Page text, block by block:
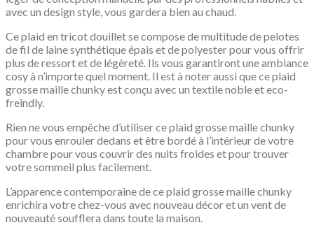
avec un design style, vous gardera bien au chaud.
Ce plaid en tricot douillet se compose de multitude de pelotes
de fil de laine synthétique épais et de polyester pour vous offrir
plus de ressort et de légèreté. Ils vous garantiront une ambiance
cosy à n’importe quel moment. Il est à noter aussi que ce plaid
grosse maille chunky est conçu avec un textile noble et eco-
freindly.
Rien ne vous empêche d’utiliser ce plaid grosse maille chunky
pour vous enrouler dedans et être bordé à l’intérieur de votre
chambre pour vous couvrir des nuits froides et pour trouver
votre sommeil plus facilement.
L’apparence contemporaine de ce plaid grosse maille chunky
enrichira votre chez-vous avec nouveau décor et un vent de
nouveauté soufflera dans toute la maison.